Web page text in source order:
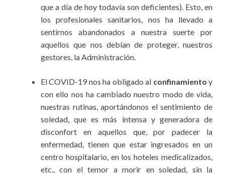
que a día de hoy todavía son deficientes). Esto, en
los profesionales sanitarios, nos ha llevado a
sentirnos abandonados a nuestra suerte por
aquellos que nos debían de proteger, nuestros
gestores, la Administración.
El COVID-19 nos ha obligado al confinamiento y
con ello nos ha cambiado nuestro modo de vida,
nuestras rutinas, aportándonos el sentimiento de
soledad, que es más intensa y generadora de
disconfort en aquellos que, por padecer la
enfermedad, tienen que estar ingresados en un
centro hospitalario, en los hoteles medicalizados,
etc., con el temor a morir en soledad, sin la